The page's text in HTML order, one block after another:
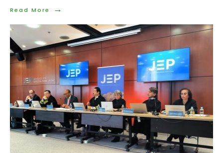
Read More →
Read
ilegal
de
la
inteligencia
y
contrainteligencia
estatal